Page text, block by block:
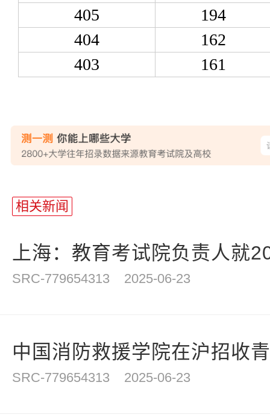
405
194
404
162
403
161
相关新闻
上海：教育考试院负责人就
SRC-779654313 2025-06-23
中国消防救援学院在沪招收
SRC-779654313 2025-06-23